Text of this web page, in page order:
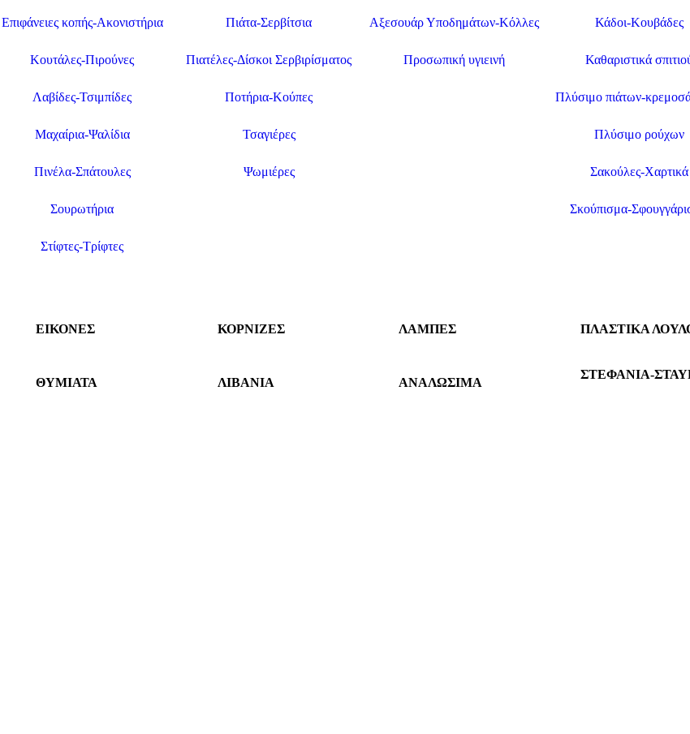
Επιφάνειες κοπής-Ακονιστήρια
Κουτάλες-Πιρούνες
Λαβίδες-Τσιμπίδες
Μαχαίρια-Ψαλίδια
Πινέλα-Σπάτουλες
Σουρωτήρια
Στίφτες-Τρίφτες
Πιάτα-Σερβίτσια
Πιατέλες-Δίσκοι Σερβιρίσματος
Ποτήρια-Κούπες
Τσαγιέρες
Ψωμιέρες
Αξεσουάρ Υποδημάτων-Κόλλες
Προσωπική υγιεινή
Κάδοι-Κουβάδες
Καθαριστικά
Πλύσιμο πιάτων-
Πλύσιμο ρούχων
Σακούλες-Χαρτικά
Σκούπισμα-
ΕΙΚΟΝΕΣ
ΘΥΜΙΑΤΑ
ΚΟΡΝΙΖΕΣ
ΛΙΒΑΝΙΑ
ΛΑΜΠΕΣ
ΑΝΑΛΩΣΙΜΑ
ΠΛΑΣΤΙΚΑ
ΣΤΕΦΑΝΙΑ-